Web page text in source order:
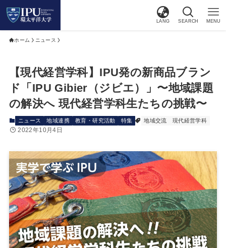
LANG SEARCH MENU
ホーム ニュース
【現代経営学科】IPU発の新商品ブラン
ド「IPU Gibier（ジビエ）」〜地域課題
の解決へ 現代経営学科⽣たちの挑戦〜
ニュース 地域連携 教育・研究活動 特集 地域交流 現代経営学科
2022年10月4日